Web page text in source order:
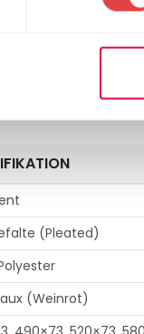
bieten wir das
perfekt auf
Clips schnell
intensive
(Pleated)
(Weinrot)